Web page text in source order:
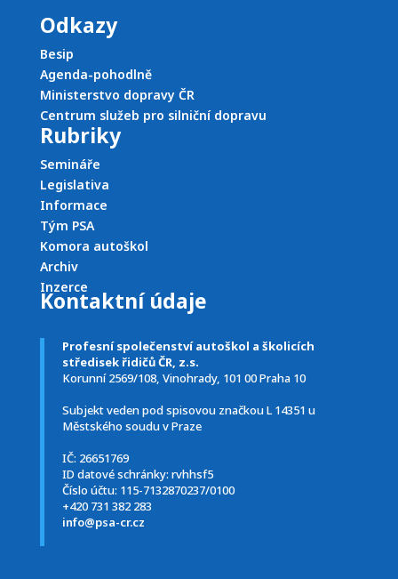
Odkazy
Besip
Agenda-pohodlně
Ministerstvo dopravy ČR
Centrum služeb pro silniční dopravu
Rubriky
Semináře
Legislativa
Informace
Tým PSA
Komora autoškol
Archiv
Inzerce
Kontaktní údaje
Profesní společenství autoškol a školicích
středisek řidičů ČR, z.s.
Korunní 2569/108, Vinohrady, 101 00 Praha 10
Subjekt veden pod spisovou značkou L 14351 u
Městského soudu v Praze
IČ: 26651769
ID datové schránky: rvhhsf5
Číslo účtu: 115-7132870237/0100
+420 731 382 283
info@psa-cr.cz